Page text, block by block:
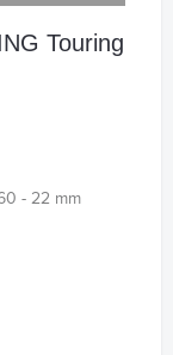
Touring
- 22 mm